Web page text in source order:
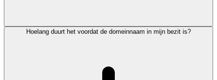
Hoelang duurt het voordat de domeinnaam in mijn bezit is?